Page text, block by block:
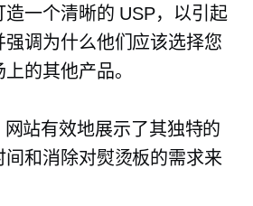
一个清晰的 USP，以引起
强调为什么他们应该选择您
的其他产品。
站有效地展示了其独特的
间和消除对熨烫板的需求来